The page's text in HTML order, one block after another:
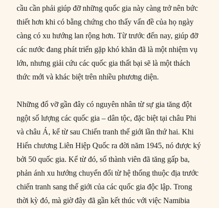
cầu cần phải giúp đỡ những quốc gia này càng trở nên bức
thiết hơn khi có bằng chứng cho thấy vấn đề của họ ngày
càng có xu hướng lan rộng hơn. Từ trước đến nay, giúp đỡ
các nước đang phát triển gặp khó khăn đã là một nhiệm vụ
lớn, nhưng giải cứu các quốc gia thất bại sẽ là một thách
thức mới và khác biệt trên nhiều phương diện.
Những đổ vỡ gần đây có nguyên nhân từ sự gia tăng đột
ngột số lượng các quốc gia – dân tộc, đặc biệt tại châu Phi
và châu Á, kể từ sau Chiến tranh thế giới lần thứ hai. Khi
Hiến chương Liên Hiệp Quốc ra đời năm 1945, nó được ký
bởi 50 quốc gia. Kể từ đó, số thành viên đã tăng gấp ba,
phản ánh xu hướng chuyển đổi từ hệ thống thuộc địa trước
chiến tranh sang thế giới của các quốc gia độc lập. Trong
thời kỳ đó, mà giờ đây đã gần kết thúc với việc Namibia